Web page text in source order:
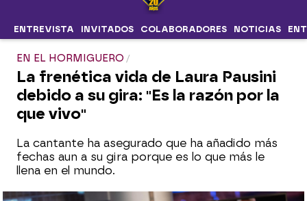
ENTREVISTA INVITADOS COLABORADORES NOTICIAS
EN EL HORMIGUERO
La frenética vida de Laura Pausini
debido a su gira: "Es la razón por la
que vivo"
La cantante ha asegurado que ha añadido más
fechas aun a su gira porque es lo que más le
llena en el mundo.